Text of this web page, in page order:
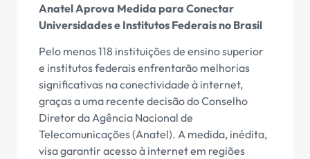
Anatel Aprova Medida para Conectar
Universidades e Institutos Federais no Brasil
Pelo menos 118 instituições de ensino superior
e institutos federais enfrentarão melhorias
significativas na conectividade à internet,
graças a uma recente decisão do Conselho
Diretor da Agência Nacional de
Telecomunicações (Anatel). A medida, inédita,
visa garantir acesso à internet em regiões